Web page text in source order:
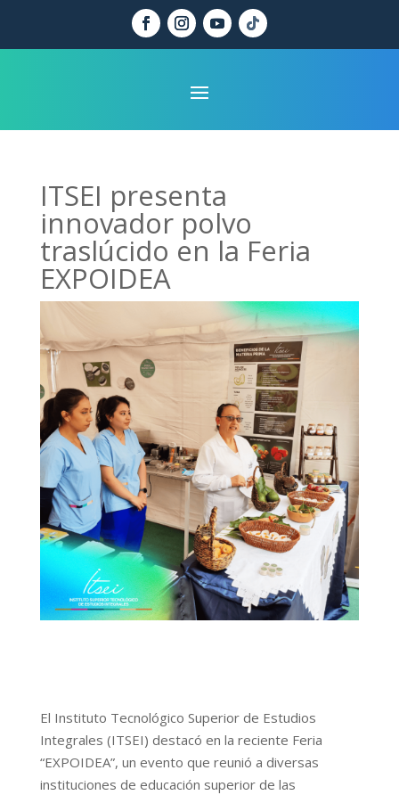
ITSEI presenta
innovador polvo
traslúcido en la Feria
EXPOIDEA
El Instituto Tecnológico Superior de Estudios
Integrales (ITSEI) destacó en la reciente Feria
“EXPOIDEA”, un evento que reunió a diversas
instituciones de educación superior de las